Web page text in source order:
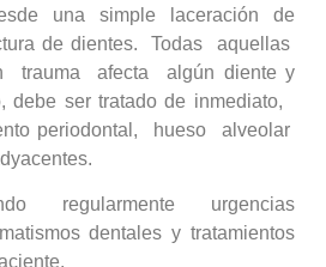
una simple laceración de
de dientes. Todas aquellas
trauma afecta algún diente y
debe ser tratado de inmediato,
periodontal, hueso alveolar
regularmente urgencias
dentales y tratamientos